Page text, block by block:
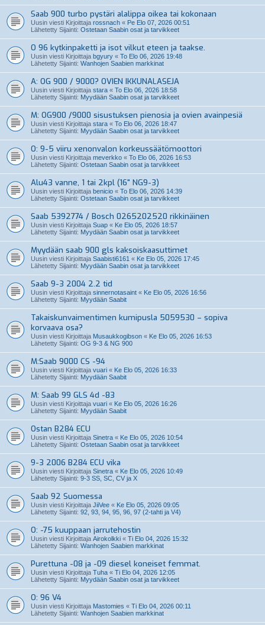
Saab 900 turbo pystäri alalippa oikea tai kokonaan
Uusin viesti Kirjoittaja rossnach « Pe Elo 07, 2026 00:51
Lähetetty Sijainti: Ostetaan Saabin osat ja tarvikkeet
O 96 kytkinpaketti ja isot vilkut eteen ja taakse.
Uusin viesti Kirjoittaja bgyury « To Elo 06, 2026 19:48
Lähetetty Sijainti: Wanhojen Saabien markkinat
A: OG 900 / 9000? OVIEN IKKUNALASEJA
Uusin viesti Kirjoittaja stara « To Elo 06, 2026 18:58
Lähetetty Sijainti: Myydään Saabin osat ja tarvikkeet
M: OG900 /9000 sisustuksen pienosia ja ovien avainpesiä
Uusin viesti Kirjoittaja stara « To Elo 06, 2026 18:47
Lähetetty Sijainti: Myydään Saabin osat ja tarvikkeet
O: 9-5 viiru xenonvalon korkeussäätömoottori
Uusin viesti Kirjoittaja meverkko « To Elo 06, 2026 16:53
Lähetetty Sijainti: Ostetaan Saabin osat ja tarvikkeet
Alu43 vanne, 1 tai 2kpl (16" NG9-3)
Uusin viesti Kirjoittaja benicio « To Elo 06, 2026 14:39
Lähetetty Sijainti: Ostetaan Saabin osat ja tarvikkeet
Saab 5392774 / Bosch 0265202520 rikkinäinen
Uusin viesti Kirjoittaja Suap « Ke Elo 05, 2026 18:57
Lähetetty Sijainti: Myydään Saabin osat ja tarvikkeet
Myydään saab 900 gls kaksoiskaasuttimet
Uusin viesti Kirjoittaja Saabisti6161 « Ke Elo 05, 2026 17:45
Lähetetty Sijainti: Myydään Saabin osat ja tarvikkeet
Saab 9-3 2004 2.2 tid
Uusin viesti Kirjoittaja sinnernotasaint « Ke Elo 05, 2026 16:56
Lähetetty Sijainti: Myydään Saabit
Takaiskunvaimentimen kumipusla 5059530 – sopiva
korvaava osa?
Uusin viesti Kirjoittaja Musaukkogibson « Ke Elo 05, 2026 16:53
Lähetetty Sijainti: OG 9-3 & NG 900
M:Saab 9000 CS -94
Uusin viesti Kirjoittaja vuari « Ke Elo 05, 2026 16:33
Lähetetty Sijainti: Myydään Saabit
M: Saab 99 GLS 4d -83
Uusin viesti Kirjoittaja vuari « Ke Elo 05, 2026 16:26
Lähetetty Sijainti: Myydään Saabit
Ostan B284 ECU
Uusin viesti Kirjoittaja Sinetra « Ke Elo 05, 2026 10:54
Lähetetty Sijainti: Ostetaan Saabin osat ja tarvikkeet
9-3 2006 B284 ECU vika
Uusin viesti Kirjoittaja Sinetra « Ke Elo 05, 2026 10:49
Lähetetty Sijainti: 9-3 SS, SC, CV ja X
Saab 92 Suomessa
Uusin viesti Kirjoittaja JiiVee « Ke Elo 05, 2026 09:05
Lähetetty Sijainti: 92, 93, 94, 95, 96, 97 (2-tahti ja V4)
O: -75 kuuppaan jarrutehostin
Uusin viesti Kirjoittaja Airokolkki « Ti Elo 04, 2026 15:32
Lähetetty Sijainti: Wanhojen Saabien markkinat
Purettuna -08 ja -09 diesel koneiset femmat.
Uusin viesti Kirjoittaja Tuha « Ti Elo 04, 2026 12:05
Lähetetty Sijainti: Myydään Saabin osat ja tarvikkeet
O: 96 V4
Uusin viesti Kirjoittaja Mastomies « Ti Elo 04, 2026 00:11
Lähetetty Sijainti: Wanhojen Saabien markkinat